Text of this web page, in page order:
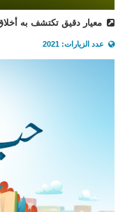
معيار دقيق تكتشف به
عدد الزيارات: 2021